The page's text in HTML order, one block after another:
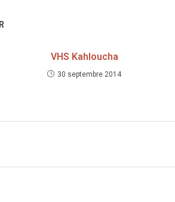
VHS Kahloucha
30 septembre 2014